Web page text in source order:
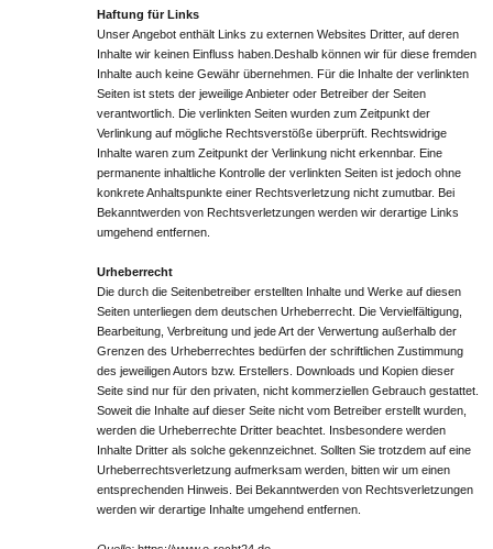
Haftung für Links
Unser Angebot enthält Links zu externen Websites Dritter, auf deren
Inhalte wir keinen Einfluss haben.Deshalb können wir für diese fremden
Inhalte auch keine Gewähr übernehmen. Für die Inhalte der verlinkten
Seiten ist stets der jeweilige Anbieter oder Betreiber der Seiten
verantwortlich. Die verlinkten Seiten wurden zum Zeitpunkt der
Verlinkung auf mögliche Rechtsverstöße überprüft. Rechtswidrige
Inhalte waren zum Zeitpunkt der Verlinkung nicht erkennbar. Eine
permanente inhaltliche Kontrolle der verlinkten Seiten ist jedoch ohne
konkrete Anhaltspunkte einer Rechtsverletzung nicht zumutbar. Bei
Bekanntwerden von Rechtsverletzungen werden wir derartige Links
umgehend entfernen.
Urheberrecht
Die durch die Seitenbetreiber erstellten Inhalte und Werke auf diesen
Seiten unterliegen dem deutschen Urheberrecht. Die Vervielfältigung,
Bearbeitung, Verbreitung und jede Art der Verwertung außerhalb der
Grenzen des Urheberrechtes bedürfen der schriftlichen Zustimmung
des jeweiligen Autors bzw. Erstellers. Downloads und Kopien dieser
Seite sind nur für den privaten, nicht kommerziellen Gebrauch gestattet.
Soweit die Inhalte auf dieser Seite nicht vom Betreiber erstellt wurden,
werden die Urheberrechte Dritter beachtet. Insbesondere werden
Inhalte Dritter als solche gekennzeichnet. Sollten Sie trotzdem auf eine
Urheberrechtsverletzung aufmerksam werden, bitten wir um einen
entsprechenden Hinweis. Bei Bekanntwerden von Rechtsverletzungen
werden wir derartige Inhalte umgehend entfernen.